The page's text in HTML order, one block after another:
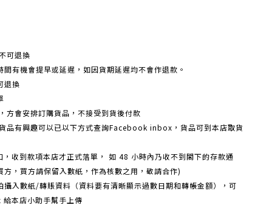
可退換
有機會提早或延遲，如因貨期延遲均不會作退款。
退換
方會安排訂購貨品，不接受到貨後付款
品有興趣可以已以下方式查詢Facebook inbox，貨品可到本店取貨
，收到款項本店才正式落單， 如 48 小時內乃收不到閣下的存款通
，買方請保留入數紙，作為核數之用，敬請合作)
攝入數紙/轉賬資料（資料要有清晰顯示過數日期和轉帳金額），可
本店小助手幫手上傳